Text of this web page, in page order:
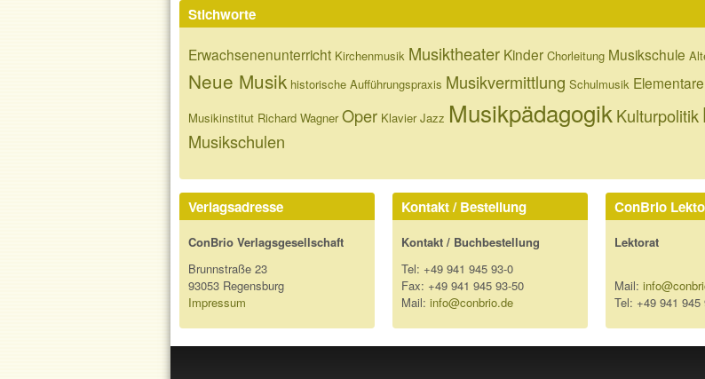
Stichworte
Erwachsenenunterricht Kirchenmusik Musiktheater Kinder Chorleitung Musikschule
Neue Musik historische Aufführungspraxis Musikvermittlung Schulmusik
Musikinstitut Richard Wagner Oper Klavier Jazz MusikpädagogikKulturpolitik
Musikschulen
Verlagsadresse
ConBrio Verlagsgesellschaft
Brunnstraße 23
93053 Regensburg
Impressum
Kontakt / Bestellung
Kontakt / Buchbestellung
Tel: +49 941 945 93-0
Fax: +49 941 945 93-50
Mail: info@conbrio.de
ConBrio
Lektorat
Mail:
Tel: +49 941 945